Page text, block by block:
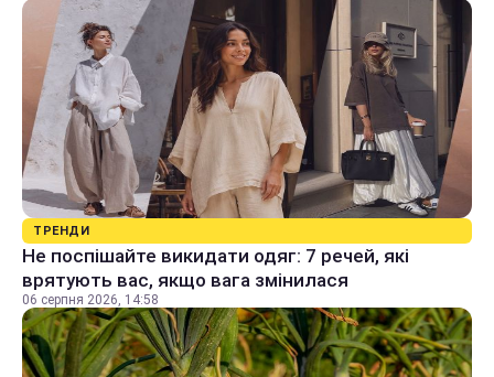
ТРЕНДИ
Не поспішайте викидати одяг: 7 речей, які
врятують вас, якщо вага змінилася
06 серпня 2026, 14:58